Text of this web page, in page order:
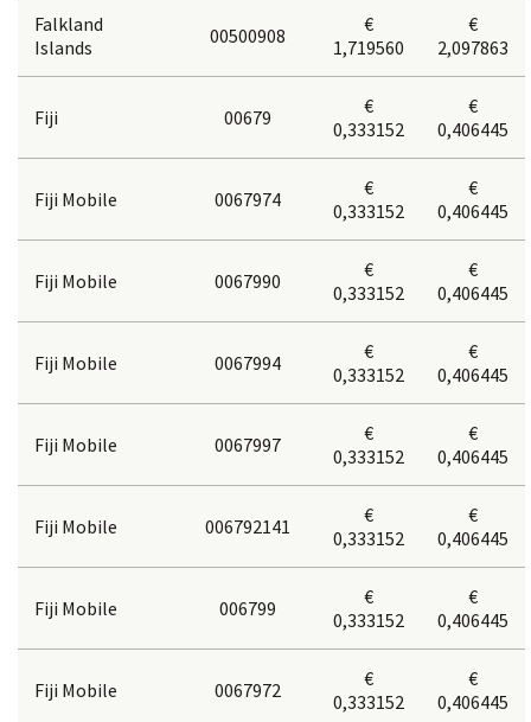
Falkland
Islands
00500908
€
1,719560
€
2,097863
Fiji 00679
€
0,333152
€
0,406445
Fiji Mobile 0067974
€
0,333152
€
0,406445
Fiji Mobile 0067990
€
0,333152
€
0,406445
Fiji Mobile 0067994
€
0,333152
€
0,406445
Fiji Mobile 0067997
€
0,333152
€
0,406445
Fiji Mobile 006792141
€
0,333152
€
0,406445
Fiji Mobile 006799
€
0,333152
€
0,406445
Fiji Mobile 0067972
€
0,333152
€
0,406445